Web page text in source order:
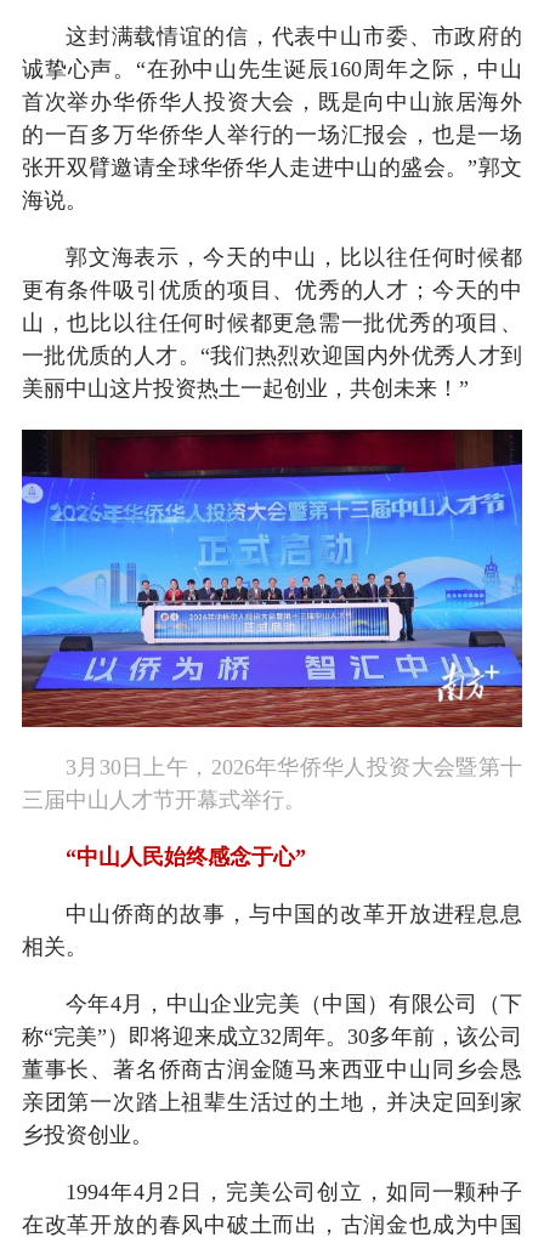
这封满载情谊的信，代表中山市委、市政府的
诚挚心声。“在孙中山先生诞辰160周年之际，中山
首次举办华侨华人投资大会，既是向中山旅居海外
的一百多万华侨华人举行的一场汇报会，也是一场
张开双臂邀请全球华侨华人走进中山的盛会。”郭文
海说。
郭文海表示，今天的中山，比以往任何时候都
更有条件吸引优质的项目、优秀的人才；今天的中
山，也比以往任何时候都更急需一批优秀的项目、
一批优质的人才。“我们热烈欢迎国内外优秀人才到
美丽中山这片投资热土一起创业，共创未来！”
3月30日上午，2026年华侨华人投资大会暨第十
三届中山人才节开幕式举行。
“中山人民始终感念于心”
中山侨商的故事，与中国的改革开放进程息息
相关。
今年4月，中山企业完美（中国）有限公司（下
称“完美”）即将迎来成立32周年。30多年前，该公司
董事长、著名侨商古润金随马来西亚中山同乡会恳
亲团第一次踏上祖辈生活过的土地，并决定回到家
乡投资创业。
1994年4月2日，完美公司创立，如同一颗种子
在改革开放的春风中破土而出，古润金也成为中国